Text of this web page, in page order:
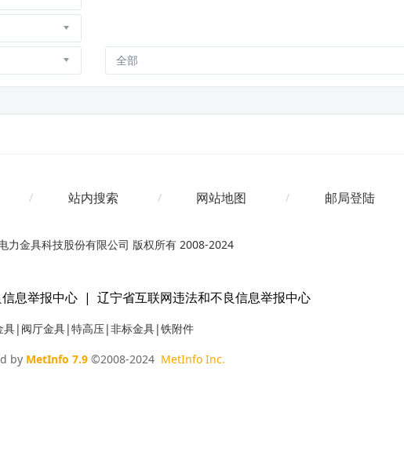
站内搜索 网站地图 邮局登陆
力金具科技股份有限公司 版权所有 2008-2024
息举报中心| 辽宁省互联网违法和不良信息举报中心
具|阀厅金具|特高压|非标金具|铁附件
by MetInfo 7.9 ©2008-2024 MetInfo Inc.